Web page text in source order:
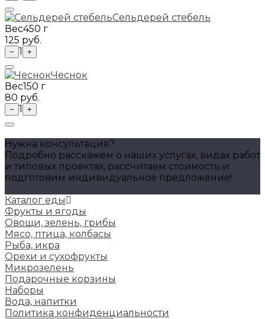
Сельдерей стебель
Вес450 г
125 руб.
− 1 +
Чеснок
Вес150 г
80 руб.
− 1 +
Нужна консультация?
Подробно расскажем о наших услугах, видах работ
и типовых проектах, рассчитаем стоимость и
подготовим индивидуальное предложение!
Каталог еды
Фрукты и ягоды
Овощи, зелень, грибы
Мясо, птица, колбасы
Рыба, икра
Орехи и сухофрукты
Микрозелень
Подарочные корзины
Наборы
Вода, напитки
Политика конфиденциальности